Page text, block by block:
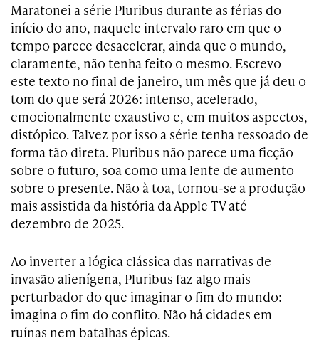
Maratonei a série Pluribus durante as férias do
início do ano, naquele intervalo raro em que o
tempo parece desacelerar, ainda que o mundo,
claramente, não tenha feito o mesmo. Escrevo
este texto no final de janeiro, um mês que já deu o
tom do que será 2026: intenso, acelerado,
emocionalmente exaustivo e, em muitos aspectos,
distópico. Talvez por isso a série tenha ressoado de
forma tão direta. Pluribus não parece uma ficção
sobre o futuro, soa como uma lente de aumento
sobre o presente. Não à toa, tornou-se a produção
mais assistida da história da Apple TV até
dezembro de 2025.
Ao inverter a lógica clássica das narrativas de
invasão alienígena, Pluribus faz algo mais
perturbador do que imaginar o fim do mundo:
imagina o fim do conflito. Não há cidades em
ruínas nem batalhas épicas.